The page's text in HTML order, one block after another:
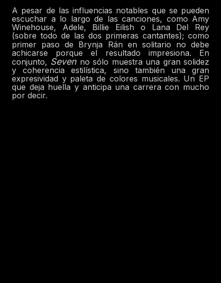
A pesar de las influencias notables que se pueden
escuchar a lo largo de las canciones, como Amy
Winehouse, Adele, Billie Eilish o Lana Del Rey
(sobre todo de las dos primeras cantantes); como
primer paso de Brynja Rán en solitario no debe
achicarse porque el resultado impresiona. En
conjunto, Seven no sólo muestra una gran solidez
y coherencia estilística, sino también una gran
expresividad y paleta de colores musicales. Un EP
que deja huella y anticipa una carrera con mucho
por decir.